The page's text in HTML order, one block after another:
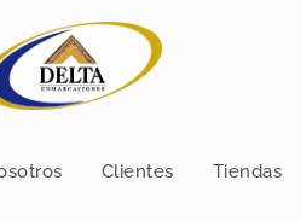
Clientes Tiendas